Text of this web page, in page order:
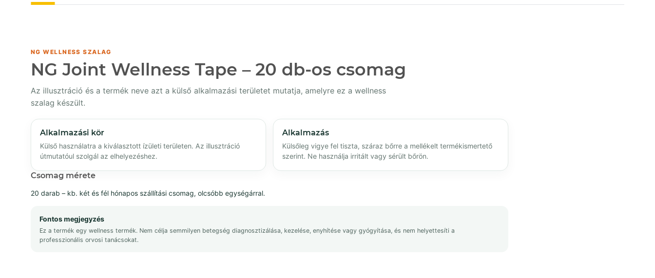
NG WELLNESS SZALAG
NG Joint Wellness Tape – 20 db-os csomag
Az illusztráció és a termék neve azt a külső alkalmazási területet mutatja, amelyre ez a wellness
szalag készült.
Alkalmazási kör
Külső használatra a kiválasztott ízületi területen. Az illusztráció
útmutatóul szolgál az elhelyezéshez.
Alkalmazás
Külsőleg vigye fel tiszta, száraz bőrre a mellékelt termékismertető
szerint. Ne használja irritált vagy sérült bőrön.
Csomag mérete
20 darab – kb. két és fél hónapos szállítási csomag, olcsóbb egységárral.
Fontos megjegyzés
Ez a termék egy wellness termék. Nem célja semmilyen betegség diagnosztizálása, kezelése, enyhítése vagy gyógyítása, és nem helyettesíti a
professzionális orvosi tanácsokat.